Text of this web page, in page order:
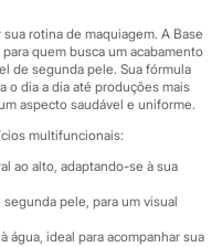
rotina de maquiagem. A Base
quem busca um acabamento
de segunda pele. Sua fórmula
o dia a dia até produções mais
aspecto saudável e uniforme.
multifuncionais:
ao alto, adaptando-se à sua
pele, para um visual
água, ideal para acompanhar sua